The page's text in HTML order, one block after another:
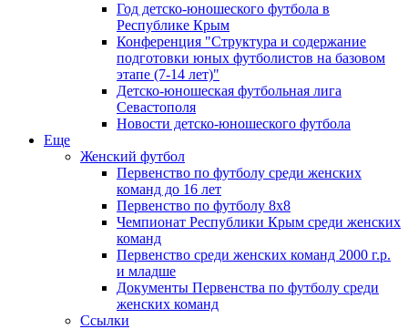
Год детско-юношеского футбола в
Республике Крым
Конференция "Структура и содержание
подготовки юных футболистов на базовом
этапе (7-14 лет)"
Детско-юношеская футбольная лига
Севастополя
Новости детско-юношеского футбола
Еще
Женский футбол
Первенство по футболу среди женских
команд до 16 лет
Первенство по футболу 8х8
Чемпионат Республики Крым среди женских
команд
Первенство среди женских команд 2000 г.р.
и младше
Документы Первенства по футболу среди
женских команд
Ссылки